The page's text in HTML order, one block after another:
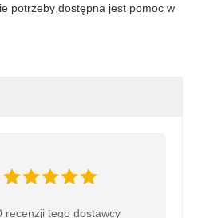
potrzeby dostępna jest pomoc w
recenzji tego dostawcy